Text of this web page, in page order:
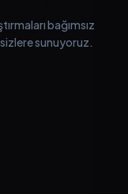
bağımsız
sunuyoruz.